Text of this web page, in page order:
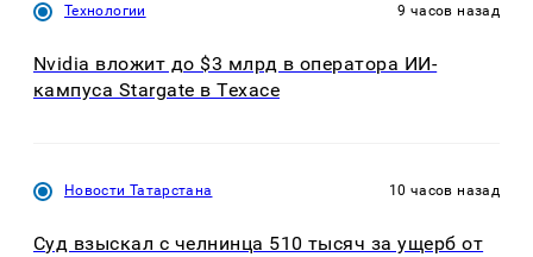
Технологии 9 часов назад
Nvidia вложит до $3 млрд в оператора ИИ-
кампуса Stargate в Техасе
Новости Татарстана 10 часов назад
Суд взыскал с челнинца 510 тысяч за ущерб от